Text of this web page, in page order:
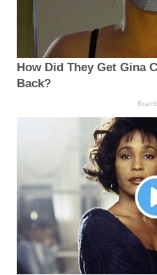
How Did They Get Gina
Back?